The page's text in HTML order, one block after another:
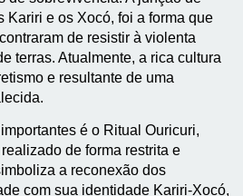
Kariri e os Xocó, foi a forma que
de resistir à violenta
terras. Atualmente, a rica cultura
e resultante de uma
é o Ritual Ouricuri,
de forma restrita e
a reconexão dos
com sua identidade Kariri-Xocó,